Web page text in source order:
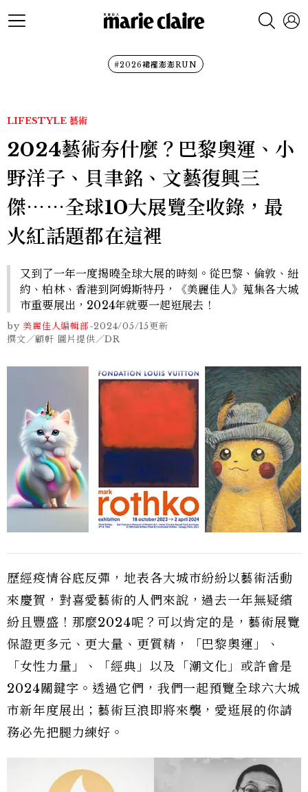
#2026裙襬澎澎RUN
LIFESTYLE 藝術
2024藝術夯什麼？巴黎奧運、小
野洋子、貝聿銘、文藝復興三
傑⋯⋯全球10大展覽全收錄，最
火紅話題都在這裡
又到了一年一度揭曉全球大展的時刻。從巴黎、倫敦、紐
約、柏林、香港到阿姆斯特丹，《美麗佳人》蒐集各大城
市重要展出，2024年就要一起逛展去！
by 美麗佳人編輯部-2024/05/15更新
撰文／顧軒 圖片提供／DR
歷經疫情谷底反彈，地表各大城市紛紛以藝術活動
來慶賀，對喜愛藝術的人們來說，過去一年無疑繽
紛且豐盛！那麼2024呢？可以肯定的是，藝術展覽
保證更多元、更大量、更質精，「巴黎奧運」、
「女性力量」、「經典」以及「潮文化」或許會是
2024關鍵字。透過它們，我們一起預覽全球六大城
市新年度展出；藝術巨浪即將來襲，愛逛展的你請
務必先把腿力練好。